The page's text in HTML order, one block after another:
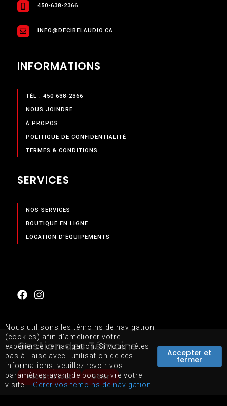
Gestion des Témoins
Nous utilisons les témoins de navigation
(cookies) afin d'améliorer votre
expérience de navigation. Si vous n'êtes
pas à l'aise avec l'utilisation de ces
informations, veuillez revoir vos
paramètres avant de poursuivre votre
visite. -Gérer vos témoins de navigation
Accepter et
fermer
Accepter tout Gérer
450-638-2366
INFO@DECIBELAUDIO.CA
INFORMATIONS
TÉL : 450 638-2366
NOUS JOINDRE
À PROPOS
POLITIQUE DE CONFIDENTIALITÉ
TERMES & CONDITIONS
SERVICES
NOS SERVICES
BOUTIQUE EN LIGNE
LOCATION D'ÉQUIPEMENTS
PLAN DU SITE
CONDITIONS D'UTILISATIONS DU SITE WEB